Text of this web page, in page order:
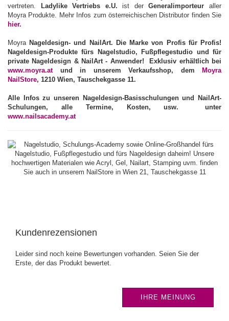
vertreten.
Ladylike Vertriebs e.U.ist derGeneralimporteuraller
Moyra Produkte. Mehr Infos zum österreichischen Distributor finden Sie
hier.
Moyra Nageldesign- und NailArt. Die Marke von Profis für Profis!
Nageldesign-Produkte fürs Nagelstudio, Fußpflegestudio und für
private Nageldesign & NailArt - Anwender! Exklusiv erhältlich bei
www.moyra.atund in unserem Verkaufsshop, dem
Moyra
NailStore, 1210 Wien, Tauschekgasse 11.
Alle Infos zu unseren Nageldesign-Basisschulungenund
NailArt-
Schulungen, alle Termine, Kosten, usw. unter
www.nailsacademy.at
Kundenrezensionen
Leider sind noch keine Bewertungen vorhanden. Seien Sie der
Erste, der das Produkt bewertet.
IHRE MEINUNG